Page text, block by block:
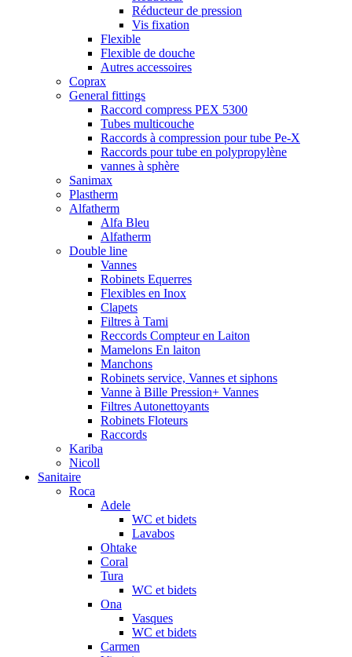
Réducteur de pression
Vis fixation
Flexible
Flexible de douche
Autres accessoires
Coprax
General fittings
Raccord compress PEX 5300
Tubes multicouche
Raccords à compression pour tube Pe-X
Raccords pour tube en polypropylène
vannes à sphère
Sanimax
Plastherm
Alfatherm
Alfa Bleu
Alfatherm
Double line
Vannes
Robinets Equerres
Flexibles en Inox
Clapets
Filtres à Tami
Reccords Compteur en Laiton
Mamelons En laiton
Manchons
Robinets service, Vannes et siphons
Vanne à Bille Pression+ Vannes
Filtres Autonettoyants
Robinets Floteurs
Raccords
Kariba
Nicoll
Sanitaire
Roca
Adele
WC et bidets
Lavabos
Ohtake
Coral
Tura
WC et bidets
Ona
Vasques
WC et bidets
Carmen